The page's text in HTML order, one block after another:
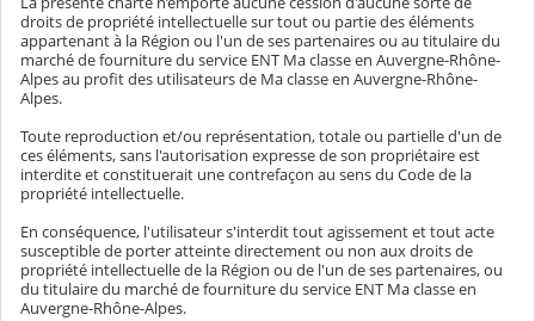
droits de propriété intellectuelle sur tout ou partie des éléments
appartenant à la Région ou l'un de ses partenaires ou au titulaire du
marché de fourniture du service ENT Ma classe en Auvergne-Rhône-
Alpes au profit des utilisateurs de Ma classe en Auvergne-Rhône-
Alpes.
Toute reproduction et/ou représentation, totale ou partielle d'un de
ces éléments, sans l'autorisation expresse de son propriétaire est
interdite et constituerait une contrefaçon au sens du Code de la
propriété intellectuelle.
En conséquence, l'utilisateur s'interdit tout agissement et tout acte
susceptible de porter atteinte directement ou non aux droits de
propriété intellectuelle de la Région ou de l'un de ses partenaires, ou
du titulaire du marché de fourniture du service ENT Ma classe en
Auvergne-Rhône-Alpes.